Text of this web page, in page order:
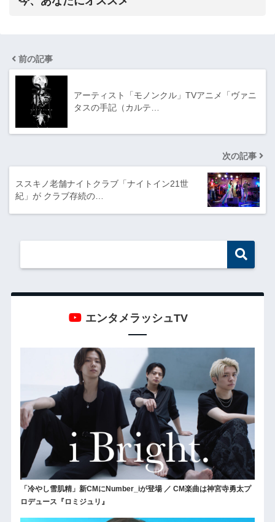
前の記事
アーティスト「モノンクル」TVアニメ「ヴァニ
タスの手記（カルテ…
次の記事
ススキノ老舗ナイトクラブ「ナイトイン21世
紀」が クラブ存続の…
エンタメラッシュTV
「冷やし雪肌精」新CMにNumber_iが登場 ／ CM楽曲は神宮寺勇太プ
ロデュース『ロミジュリ』